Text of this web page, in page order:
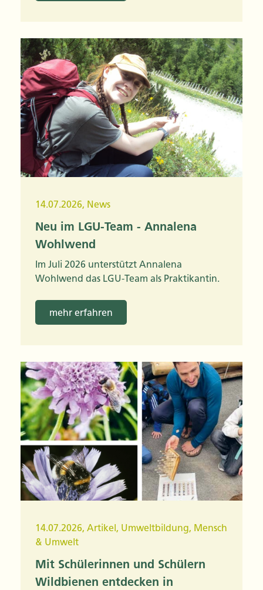
14.07.2026, News
Neu im LGU-Team - Annalena
Wohlwend
Im Juli 2026 unterstützt Annalena
Wohlwend das LGU-Team als Praktikantin.
mehr erfahren
14.07.2026, Artikel , Umweltbildung, Mensch
& Umwelt
Mit Schülerinnen und Schülern
Wildbienen entdecken in